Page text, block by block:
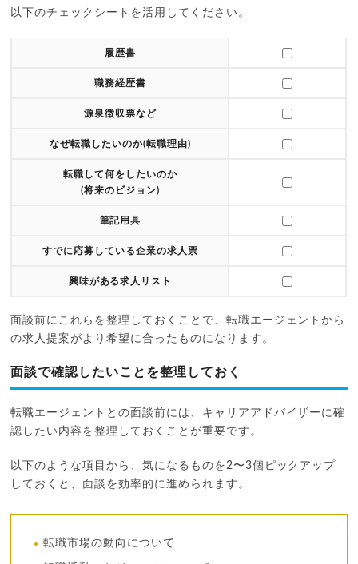
以下のチェックシートを活用してください。
履歴書
職務経歴書
源泉徴収票など
なぜ転職したいのか(転職理由)
転職して何をしたいのか
(将来のビジョン)
筆記用具
すでに応募している企業の求人票
興味がある求人リスト
面談前にこれらを整理しておくことで、転職エージェントから
の求人提案がより希望に合ったものになります。
面談で確認したいことを整理しておく
転職エージェントとの面談前には、キャリアアドバイザーに確
認したい内容を整理しておくことが重要です。
以下のような項目から、気になるものを2〜3個ピックアップ
しておくと、面談を効率的に進められます。
転職市場の動向について